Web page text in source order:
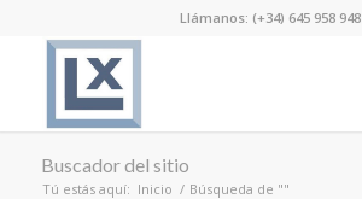
Llámanos: (+34) 645 958 948
Buscador del sitio
Tú estás aquí: Inicio / Búsqueda de ""